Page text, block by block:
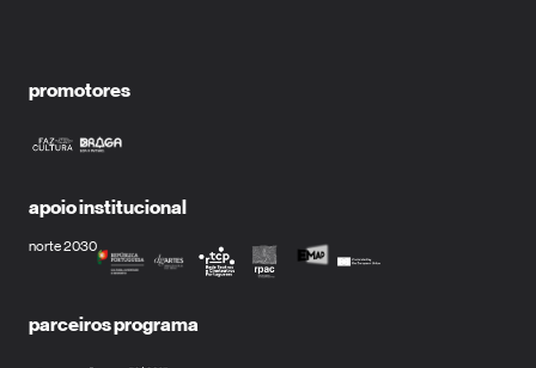
promotores
apoio institucional
norte 2030
parceiros programa